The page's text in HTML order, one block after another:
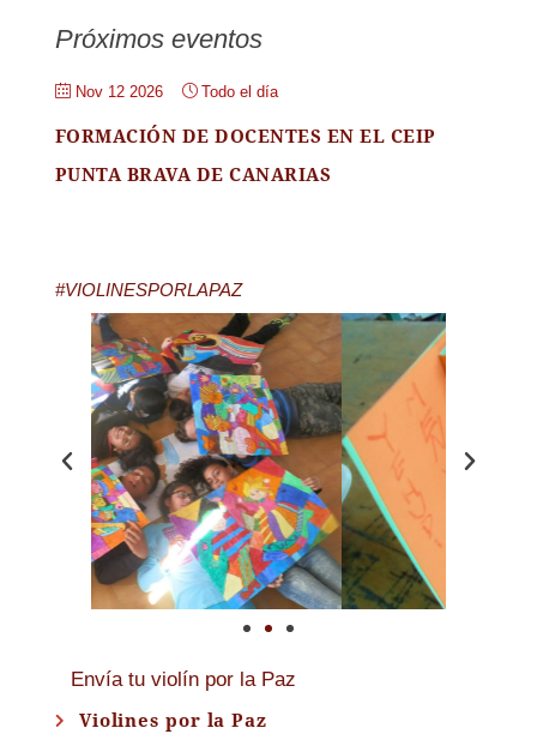
Próximos eventos
Nov 12 2026 Todo el día
FORMACIÓN DE DOCENTES EN EL CEIP
PUNTA BRAVA DE CANARIAS
#VIOLINESPORLAPAZ
Envía tu violín por la Paz
Violines por la Paz